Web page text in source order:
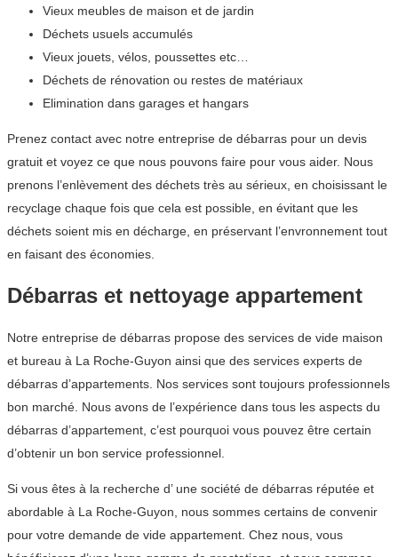
Vieux meubles de maison et de jardin
Déchets usuels accumulés
Vieux jouets, vélos, poussettes etc…
Déchets de rénovation ou restes de matériaux
Elimination dans garages et hangars
Prenez contact avec notre entreprise de débarras pour un devis
gratuit et voyez ce que nous pouvons faire pour vous aider. Nous
prenons l’enlèvement des déchets très au sérieux, en choisissant le
recyclage chaque fois que cela est possible, en évitant que les
déchets soient mis en décharge, en préservant l’envronnement tout
en faisant des économies.
Débarras et nettoyage appartement
Notre entreprise de débarras propose des services de vide maison
et bureau à La Roche-Guyon ainsi que des services experts de
débarras d’appartements. Nos services sont toujours professionnels
bon marché. Nous avons de l’expérience dans tous les aspects du
débarras d’appartement, c’est pourquoi vous pouvez être certain
d’obtenir un bon service professionnel.
Si vous êtes à la recherche d’ une société de débarras réputée et
abordable à La Roche-Guyon, nous sommes certains de convenir
pour votre demande de vide appartement. Chez nous, vous